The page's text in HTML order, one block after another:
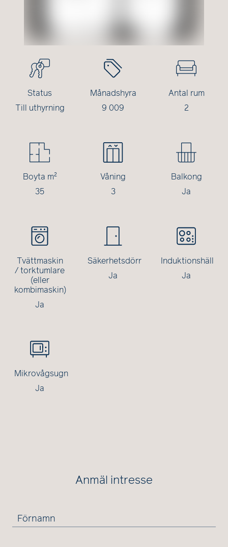
Status
Till uthyrning
Månadshyra
9 009
Antal rum
2
Boyta m²
35
Våning
3
Balkong
Ja
Tvättmaskin
/ torktumlare
(eller
kombimaskin)
Ja
Säkerhetsdörr
Ja
Induktionshäll
Ja
Mikrovågsugn
Ja
Anmäl intresse
Förnamn